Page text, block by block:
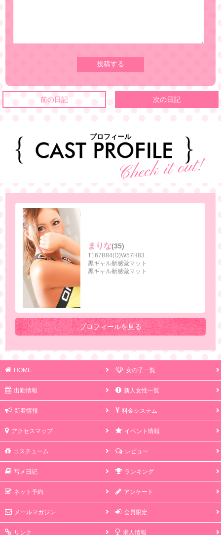
前の日記 次の日記
プロフィール
まりな(35)
T167B84(D)W57H83
黒ギャル新感覚マット
黒ギャル新感覚マット
プロフィールを見る
HOME 女の子一覧
出勤情報 新人女性一覧
新着情報 料金システム
アクセスマップ イベント情報
コスチューム レビュー
写メ日記 ランキング
ネット予約 アンケート
メールマガジン 会員限定
リンク 求人情報